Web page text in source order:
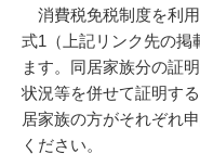
消費税免税制度を利
式1（上記リンク先の掲
ます。同居家族分の証
状況等を併せて証明す
居家族の方がそれぞれ
ください。